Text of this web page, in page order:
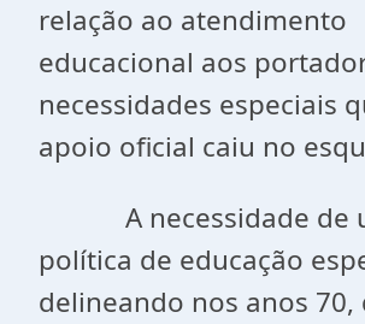
relação ao atendimento
educacional aos
necessidades especiais
apoio oficial caiu no
A necessidade de
política de educação
delineando nos anos 70,